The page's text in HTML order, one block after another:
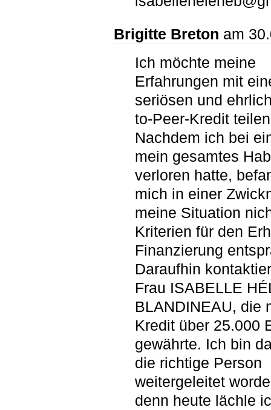
Brigitte Breton am
Ich möchte meine
Erfahrungen mit
seriösen und
to-Peer-Kredit
Nachdem ich bei
mein gesamtes
verloren hatte,
mich in einer
meine Situation
Kriterien für den
Finanzierung
Daraufhin
Frau ISABELLE
BLANDINEAU, die
Kredit über 25.000
gewährte. Ich bin
die richtige Person
weitergeleitet
denn heute lächle